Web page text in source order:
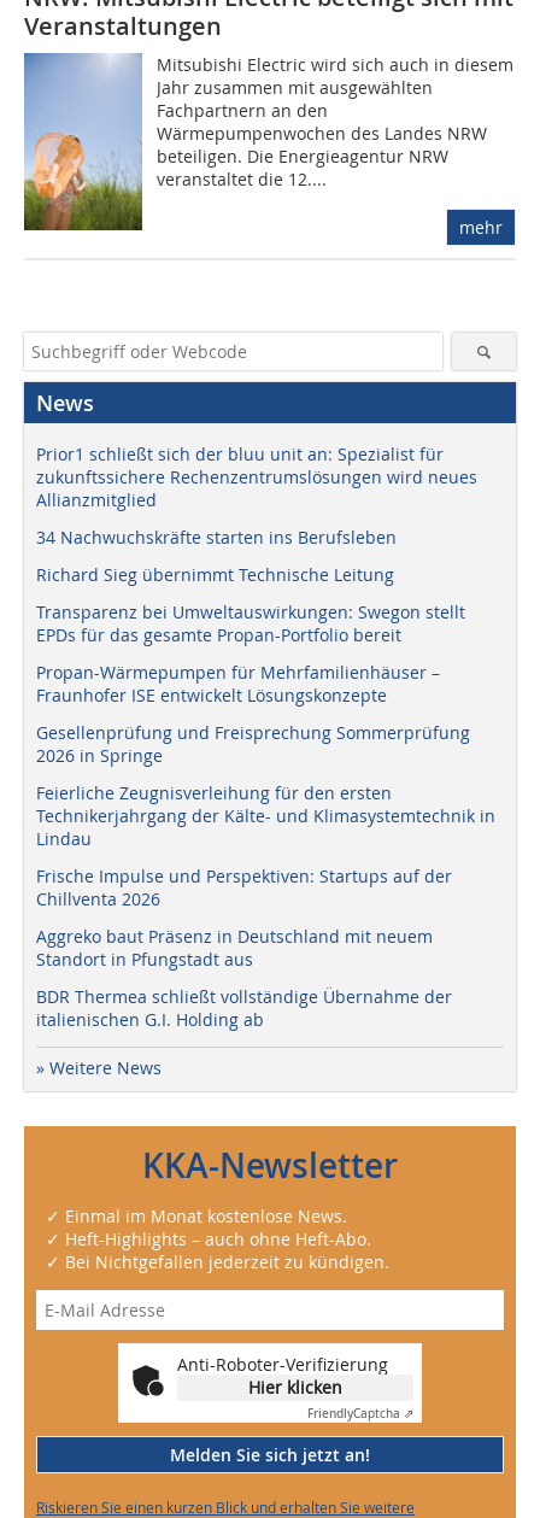
Veranstaltungen
Mitsubishi Electric wird sich auch in diesem
Jahr zusammen mit ausgewählten
Fachpartnern an den
Wärmepumpenwochen des Landes NRW
beteiligen. Die Energieagentur NRW
veranstaltet die 12....
mehr
News
Prior1 schließt sich der bluu unit an: Spezialist für
zukunftssichere Rechenzentrumslösungen wird neues
Allianzmitglied
34 Nachwuchskräfte starten ins Berufsleben
Richard Sieg übernimmt Technische Leitung
Transparenz bei Umweltauswirkungen: Swegon stellt
EPDs für das gesamte Propan-Portfolio bereit
Propan-Wärmepumpen für Mehrfamilienhäuser –
Fraunhofer ISE entwickelt Lösungskonzepte
Gesellenprüfung und Freisprechung Sommerprüfung
2026 in Springe
Feierliche Zeugnisverleihung für den ersten
Technikerjahrgang der Kälte- und Klimasystemtechnik in
Lindau
Frische Impulse und Perspektiven: Startups auf der
Chillventa 2026
Aggreko baut Präsenz in Deutschland mit neuem
Standort in Pfungstadt aus
BDR Thermea schließt vollständige Übernahme der
italienischen G.I. Holding ab
» Weitere News
KKA-Newsletter
✓ Einmal im Monat kostenlose News.
✓ Heft-Highlights – auch ohne Heft-Abo.
✓ Bei Nichtgefallen jederzeit zu kündigen.
Anti-Roboter-Verifizierung
Hier klicken
FriendlyCaptcha ⇗
Melden Sie sich jetzt an!
Riskieren Sie einen kurzen Blick und erhalten Sie weitere